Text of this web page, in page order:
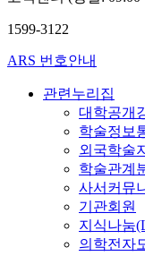
1599-3122
ARS 번호안내
관련누리집
대학공개
학술정보
외국학술
학술관계
사서커뮤
기관회원
지식나눔
의학전자